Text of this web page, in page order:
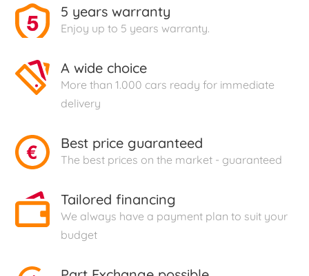
5 years warranty
Enjoy up to 5 years warranty.
A wide choice
More than 1.000 cars ready for immediate
delivery
Best price guaranteed
The best prices on the market - guaranteed
Tailored financing
We always have a payment plan to suit your
budget